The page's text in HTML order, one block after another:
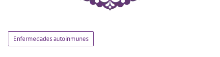
Enfermedades autoinmunes